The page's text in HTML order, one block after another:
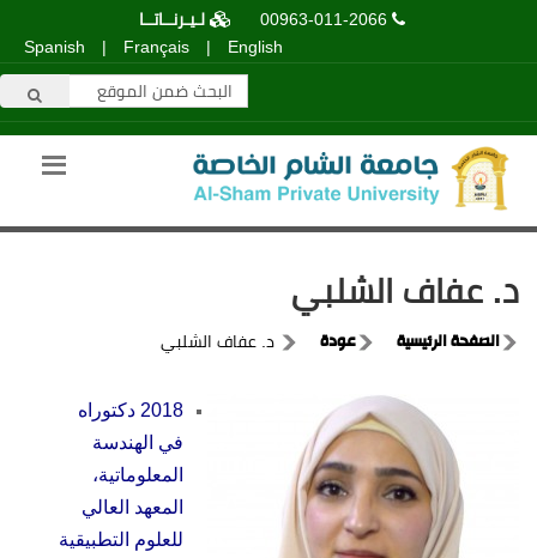
00963-011-2066
لـيـرنــاتــا
English
|
Français
|
Spanish
د. عفاف الشلبي
الصفحة الرئيسية عودة د. عفاف الشلبي
2018 دكتوراه
في الهندسة
المعلوماتية،
المعهد العالي
للعلوم التطبيقية